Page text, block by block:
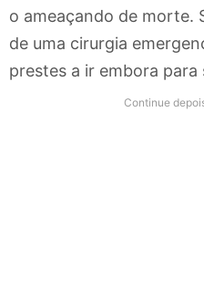
o ameaçando de morte.
de uma cirurgia
prestes a ir embora para
Continue